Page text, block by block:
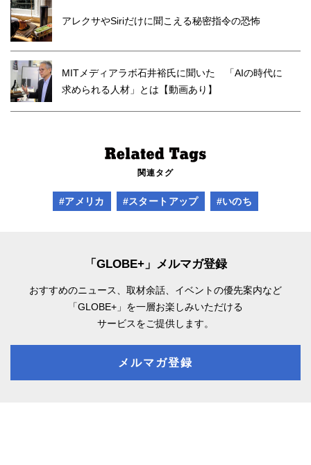
アレクサやSiriだけに聞こえる秘密指令の恐怖
MITメディアラボ石井裕氏に聞いた 「AIの時代に
求められる人材」とは【動画あり】
関連タグ
#アメリカ #スタートアップ #いのち
「GLOBE+」メルマガ登録
おすすめのニュース、取材余話、 イベントの優先案内など
「GLOBE+」を一層お楽しみいただける
サービスをご提供します。
メルマガ登録